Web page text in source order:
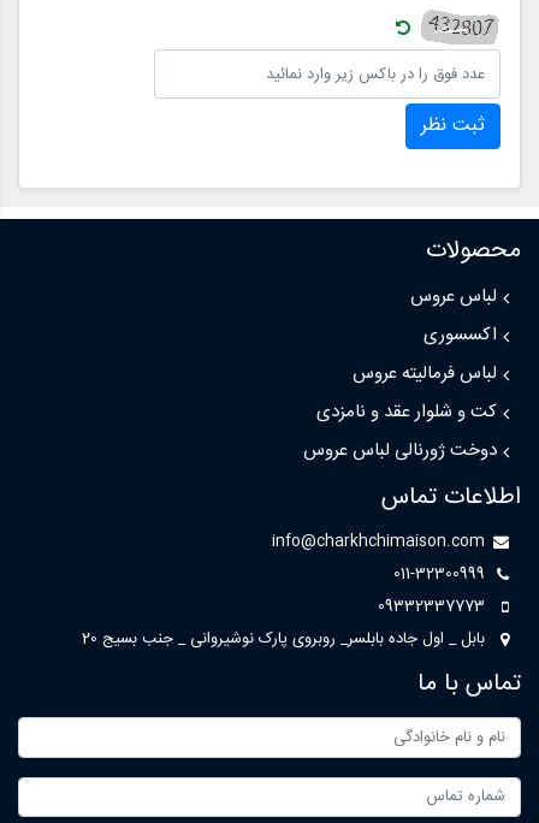
ثبت نظر
محصولات
لباس عروس
اکسسوری
لباس فرمالیته عروس
کت و شلوار عقد و نامزدی
دوخت ژورنالی لباس عروس
اطلاعات تماس
info@charkhchimaison.com
011-32300999
09332337773
بابل _ اول جاده بابلسر_ روبروی پارک نوشیروانی _ جنب بسیج 20
تماس با ما